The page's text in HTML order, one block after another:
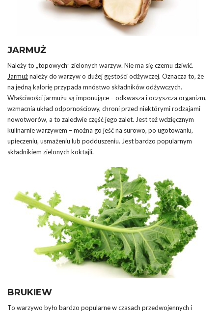
JARMUŻ
Należy to „topowych” zielonych warzyw. Nie ma się czemu dziwić.
Jarmużnależy do warzyw o dużej gęstości odżywczej. Oznacza to, że
na jedną kalorię przypada mnóstwo składników odżywczych.
Właściwości jarmużu są imponujące – odkwasza i oczyszcza organizm,
wzmacnia układ odpornościowy, chroni przed niektórymi rodzajami
nowotworów, a to zaledwie część jego zalet. Jest też wdzięcznym
kulinarnie warzywem – można go jeść na surowo, po ugotowaniu,
upieczeniu, usmażeniu lub podduszeniu. Jest bardzo popularnym
składnikiem zielonych koktajli.
BRUKIEW
To warzywo było bardzo popularne w czasach przedwojennych i